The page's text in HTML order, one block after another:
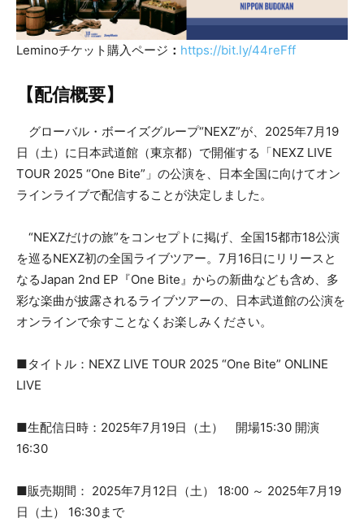
Leminoチケット購入ページ ： https://bit.ly/44reFff
【配信概要】
グローバル・ボーイズグループ“NEXZ”が、2025年7月19
日（土）に日本武道館（東京都）で開催する「NEXZ LIVE
TOUR 2025 “One Bite”」の公演を、日本全国に向けてオン
ラインライブで配信することが決定しました。
“NEXZだけの旅”をコンセプトに掲げ、全国15都市18公演
を巡るNEXZ初の全国ライブツアー。7月16日にリリースと
なるJapan 2nd EP『One Bite』からの新曲なども含め、多
彩な楽曲が披露されるライブツアーの、日本武道館の公演を
オンラインで余すことなくお楽しみください。
■タイトル：NEXZ LIVE TOUR 2025 “One Bite” ONLINE
LIVE
■生配信日時：2025年7月19日（土） 開場15:30 開演
16:30
■販売期間： 2025年7月12日（土） 18:00 ～ 2025年7月19
日（土） 16:30まで